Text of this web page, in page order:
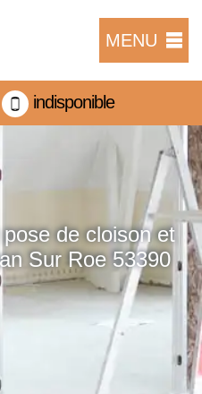
MENU
indisponible
de cloison et
Sur Roe 53390